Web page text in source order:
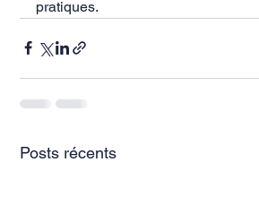
pratiques.
Posts récents